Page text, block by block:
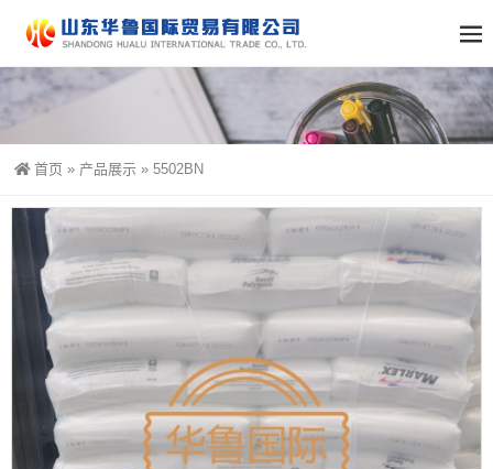
首页 » 产品展示 » 5502BN